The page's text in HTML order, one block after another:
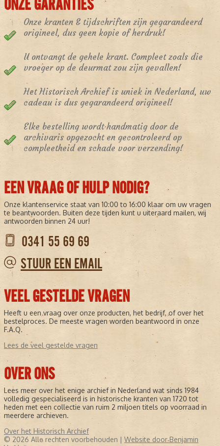
ONZE GARANTIES
Onze kranten & tijdschriften zijn gegarandeerd
origineel, dus geen kopie of herdruk!
U ontvangt de gehele krant. Compleet zoals die
vroeger op de deurmat zou zijn gevallen!
Het Historisch Archief is uniek in Nederland, uw
cadeau is dus gegarandeerd origineel!
Elke bestelling wordt handmatig door de
archivaris opgezocht en gecontroleerd op
compleetheid en schade voor verzending!
EEN VRAAG OF HULP NODIG?
Onze klantenservice staat van 10:00 to 16:00 klaar om uw vragen
te beantwoorden. Buiten deze tijden kunt u uiteraard mailen, wij
antwoorden binnen 24 uur!
0341 55 69 69
STUUR EEN EMAIL
VEEL GESTELDE VRAGEN
Heeft u een vraag over onze producten, het bedrijf, of over het
bestelproces. De meeste vragen worden beantwoord in onze
F.A.Q.
Lees de veel gestelde vragen
OVER ONS
Lees meer over het enige archief in Nederland wat sinds 1984
volledig gespecialiseerd is in historische kranten van 1720 tot
heden met een collectie van ruim 2 miljoen titels op voorraad in
meerdere archieven.
Over het Historisch Archief
© 2026 Alle rechten voorbehouden | Website door Benjamin